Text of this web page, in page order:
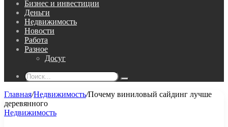
Бизнес и инвестиции
Деньги
Недвижимость
Новости
Работа
Разное
Досуг
Поиск...
Главная/Недвижимость/Почему виниловый сайдинг лучше
деревянного
Недвижимость